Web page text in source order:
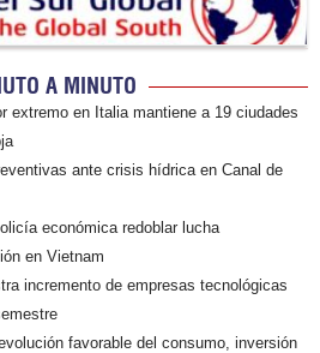
A MINUTO
extremo en Italia mantiene a 19 ciudades
ante crisis hídrica en Canal de
económica redoblar lucha
en Vietnam
incremento de empresas tecnológicas
favorable del consumo, inversión